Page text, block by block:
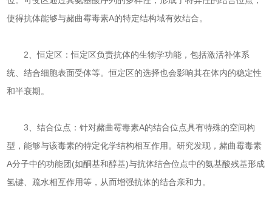
使得抗体能够与赭曲霉毒素A的特定结构域有效结合。
2、恒定区：恒定区负责抗体的生物学功能，包括激活补体系
统、结合细胞表面受体等。恒定区的选择也会影响其在体内的稳定性
和半衰期。
3、结合位点：针对赭曲霉毒素A的结合位点具有特殊的空间构
型，能够与该毒素的特定化学结构相互作用。研究发现，赭曲霉毒素
A分子中的功能团(如酮基和醇基)与抗体结合位点中的氨基酸残基形成
氢键、疏水相互作用等，从而增强抗体的结合亲和力。